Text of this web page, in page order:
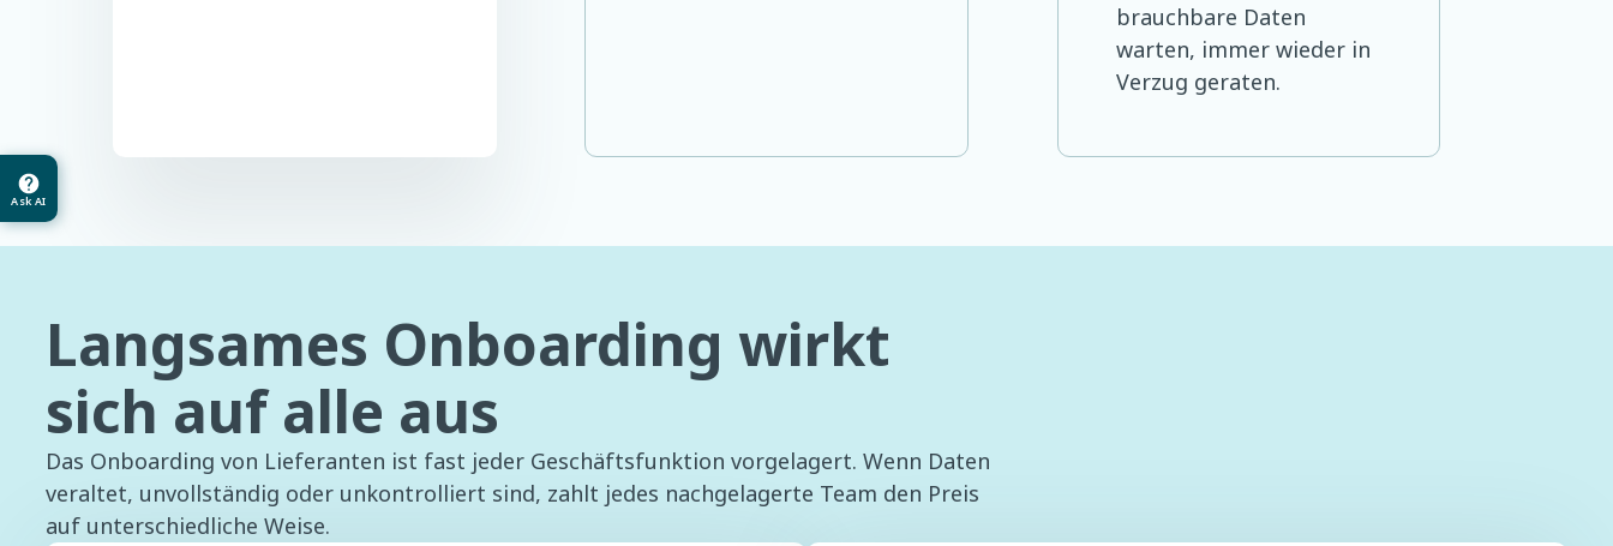
Ask AI
brauchbare Daten
warten, immer wieder in
Verzug geraten.
Langsames Onboarding wirkt
sich auf alle aus
Das Onboarding von Lieferanten ist fast jeder Geschäftsfunktion vorgelagert. Wenn Daten
veraltet, unvollständig oder unkontrolliert sind, zahlt jedes nachgelagerte Team den Preis
auf unterschiedliche Weise.